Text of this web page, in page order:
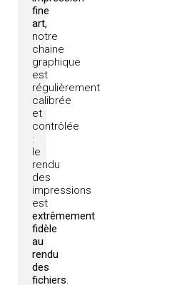
fine
art,
notre
chaine
graphique
est
régulièrement
calibrée
et
contrôlée
:
le
rendu
des
impressions
est
extrêmement
fidèle
au
rendu
des
fichiers.